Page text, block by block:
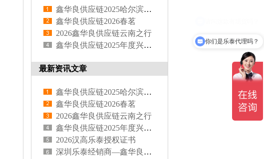
鑫华良供应链2025哈尔滨之行
鑫华良供应链2026春茗
2026鑫华良供应链云南之行
鑫华良供应链2025年度兴国之旅摘橙子
最新资讯文章
鑫华良供应链2025哈尔滨之行
鑫华良供应链2026春茗
2026鑫华良供应链云南之行
鑫华良供应链2025年度兴国之旅摘橙子
2026汉高乐泰授权证书
深圳乐泰经销商—鑫华良供应链，专注乐泰胶粘剂代理20余年
你们是乐泰代理吗？